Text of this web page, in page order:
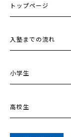
トップページ
入塾までの流れ
小学生
高校生